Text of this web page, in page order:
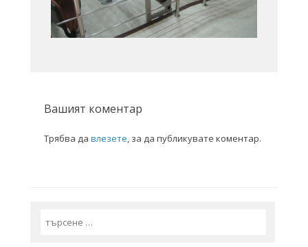
Вашият коментар
Трябва да влезете, за да публикувате коментар.